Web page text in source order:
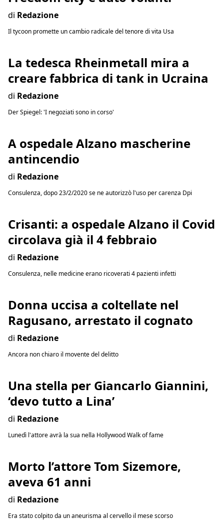
di Redazione
Il tycoon promette un cambio radicale del tenore di vita Usa
La tedesca Rheinmetall mira a
creare fabbrica di tank in Ucraina
di Redazione
Der Spiegel: 'I negoziati sono in corso'
A ospedale Alzano mascherine
antincendio
di Redazione
Consulenza, dopo 23/2/2020 se ne autorizzò l'uso per carenza Dpi
Crisanti: a ospedale Alzano il Covid
circolava già il 4 febbraio
di Redazione
Consulenza, nelle medicine erano ricoverati 4 pazienti infetti
Donna uccisa a coltellate nel
Ragusano, arrestato il cognato
di Redazione
Ancora non chiaro il movente del delitto
Una stella per Giancarlo Giannini,
‘devo tutto a Lina’
di Redazione
Lunedì l'attore avrà la sua nella Hollywood Walk of fame
Morto l’attore Tom Sizemore,
aveva 61 anni
di Redazione
Era stato colpito da un aneurisma al cervello il mese scorso